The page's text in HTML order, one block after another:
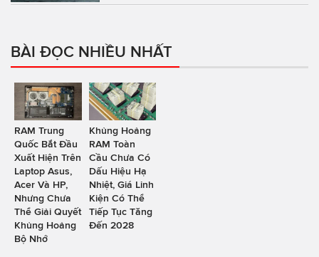
BÀI ĐỌC NHIỀU NHẤT
RAM Trung
Quốc Bắt Đầu
Xuất Hiện Trên
Laptop Asus,
Acer Và HP,
Nhưng Chưa
Thể Giải Quyết
Khủng Hoảng
Bộ Nhớ
Khủng Hoảng
RAM Toàn
Cầu Chưa Có
Dấu Hiệu Hạ
Nhiệt, Giá Linh
Kiện Có Thể
Tiếp Tục Tăng
Đến 2028